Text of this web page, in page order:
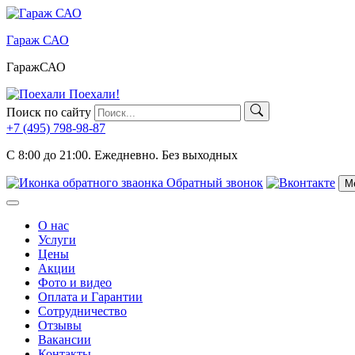
Skip
content
Гараж САО
ГаражСАО
Поехали!
Поиск по сайту
+7 (495) 798-98-87
C 8:00 до 21:00. Ежедневно. Без выходных
Обратный звонок
Меню
О нас
Услуги
Цены
Акции
Фото и видео
Оплата и Гарантии
Сотрудничество
Отзывы
Вакансии